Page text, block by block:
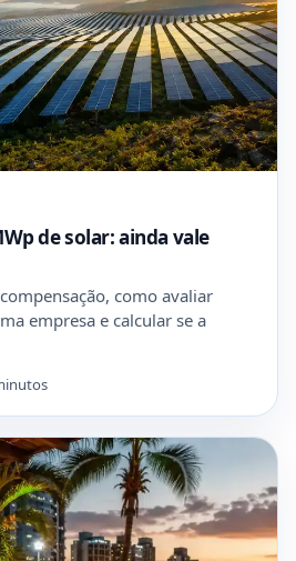
de solar: ainda vale
como avaliar
empresa e calcular se a